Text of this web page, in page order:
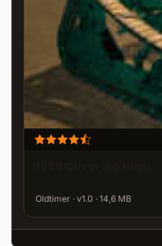
Oldtimer · v1.0 · 14,6 MB